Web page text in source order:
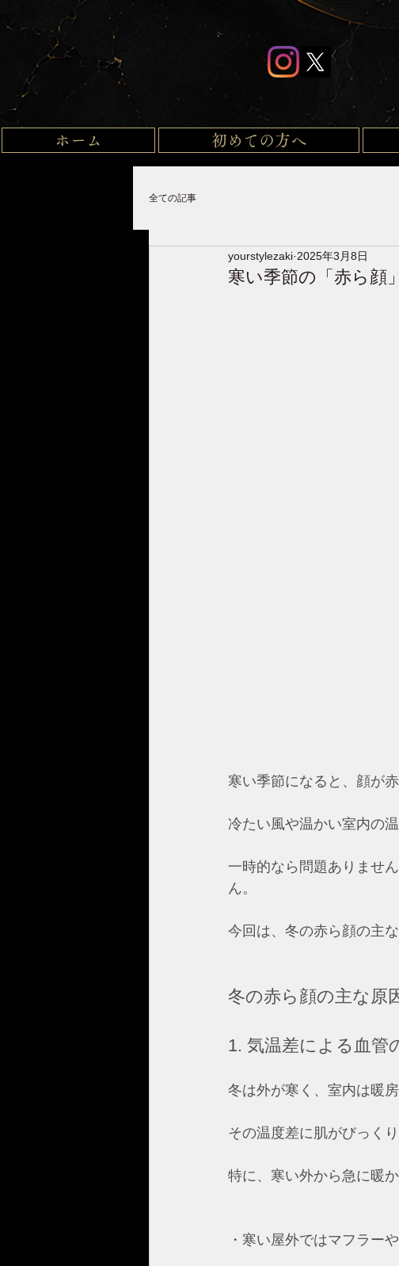
ホーム 初めての方へ
全ての記事
寒い季節の「赤ら顔
yourstylezaki 2025年3月8日
寒い季節になると、顔が
冷たい風や温かい室内の
一時的なら問題ありませ
ん。
今回は、冬の赤ら顔の主
冬の赤ら顔の主な原
1. 気温差による血管
冬は外が寒く、室内は暖房
その温度差に肌がびっく
特に、寒い外から急に暖
・寒い屋外ではマフラー